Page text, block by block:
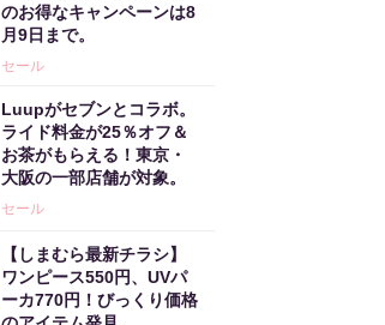
のお得なキャンペーンは8
月9日まで。
セール
Luupがセブンとコラボ。
ライド料金が25％オフ＆
お茶がもらえる！東京・
大阪の一部店舗が対象。
セール
【しまむら最新チラシ】
ワンピース550円、UVパ
ーカ770円！びっくり価格